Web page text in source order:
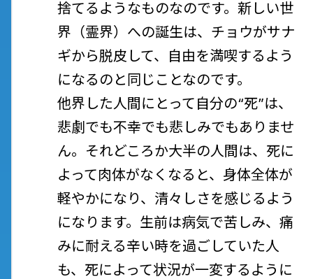
捨てるようなものなのです。新しい世
界（霊界）への誕生は、チョウがサナ
ギから脱皮して、自由を満喫するよう
になるのと同じことなのです。
他界した人間にとって自分の“死”は、
悲劇でも不幸でも悲しみでもありませ
ん。それどころか大半の人間は、死に
よって肉体がなくなると、身体全体が
軽やかになり、清々しさを感じるよう
になります。生前は病気で苦しみ、痛
みに耐える辛い時を過ごしていた人
も、死によって状況が一変するように